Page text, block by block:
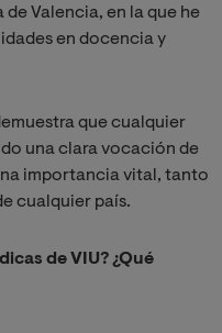
Valencia, en la que he
en docencia y
que cualquier
una clara vocación de
importancia vital, tanto
cualquier país.
de VIU? ¿Qué